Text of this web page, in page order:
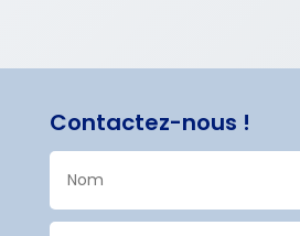
Contactez-nous !